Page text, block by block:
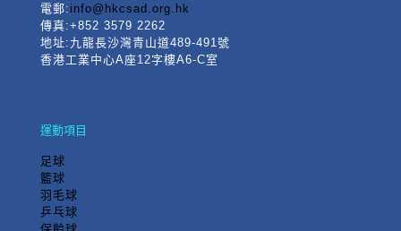
電郵: info@hkcsad.org.hk
傳真:+852 3579 2262
地址:九龍長沙灣青山道489-491號
香港工業中心A座12字樓A6-C室
運動項目
足球
籃球
羽毛球
乒乓球